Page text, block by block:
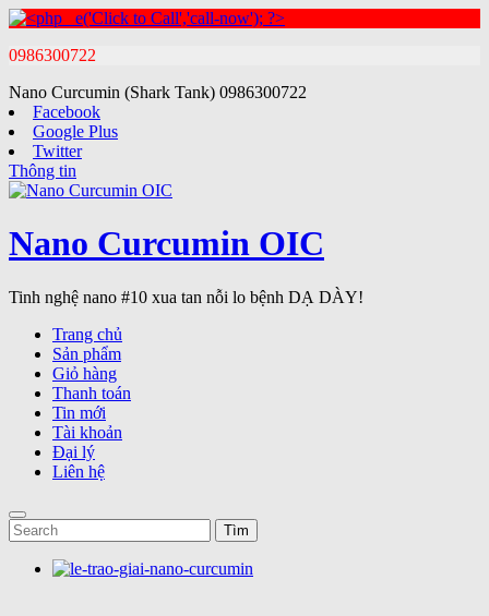
0986300722
Nano Curcumin (Shark Tank) 0986300722
Facebook
Google Plus
Twitter
Thông tin
Nano Curcumin OIC
Tinh nghệ nano #10 xua tan nỗi lo bệnh DẠ DÀY!
Trang chủ
Sản phẩm
Giỏ hàng
Thanh toán
Tin mới
Tài khoản
Đại lý
Liên hệ